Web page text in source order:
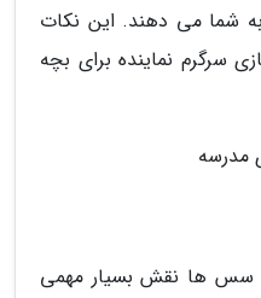
به شما می دهند. این نکات
سرگرم نماینده برای بچه
مدرسه
سس ها نقش بسیار مهمی